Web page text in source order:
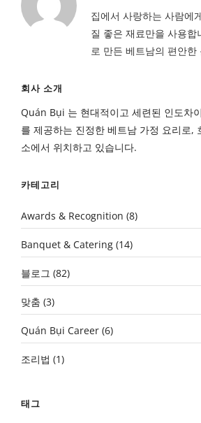
집에서 사랑하는 사람에
질 좋은 재료만을 사용합
로 만든 베트남의 편안한
회사 소개
Quán Bụi 는 현대적이고 세련된 인도차
를 제공하는 진정한 베트남 가정 요리로,
소에서 위치하고 있습니다.
카테고리
Awards & Recognition (8)
Banquet & Catering (14)
블로그 (82)
맞춤 (3)
Quán Bụi Career (6)
조리법 (1)
태그